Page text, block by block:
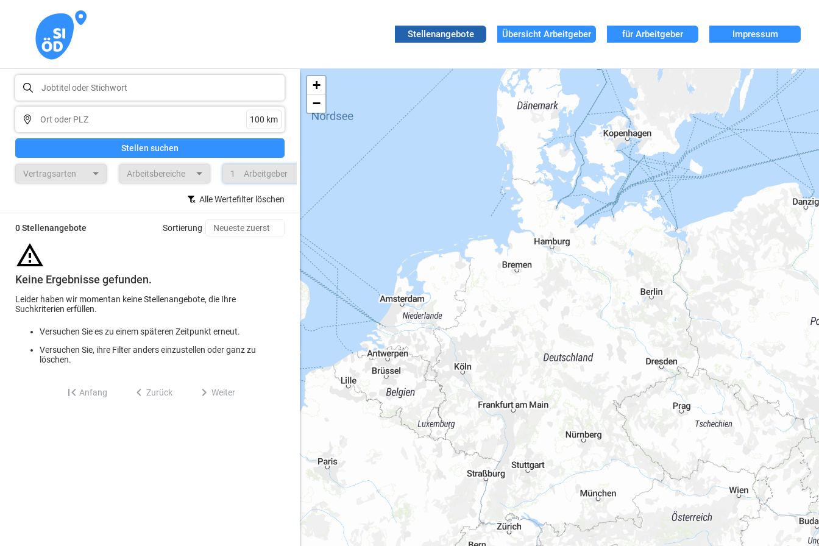
Stellenangebote Übersicht Arbeitgeber für Arbeitgeber Impressum
Stellen suchen
Vertragsarten Arbeitsbereiche 1 Arbeitgeber
Alle Wertefilter löschen
0 Stellenangebote Sortierung
Keine Ergebnisse gefunden.
Leider haben wir momentan keine Stellenangebote, die Ihre
Suchkriterien erfüllen.
Versuchen Sie es zu einem späteren Zeitpunkt erneut.
Versuchen Sie, ihre Filter anders einzustellen oder ganz zu
löschen.
Anfang Zurück Weiter
+
−